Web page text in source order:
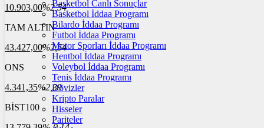
10.903,00%2,54
TAM ALTIN
43.427,00%2,54
ONS
4.341,35%2,39
BİST100
Basketbol Canlı Sonuçlar
Basketbol İddaa Programı
Bilardo İddaa Programı
Futbol İddaa Programı
Motor Sporları İddaa Programı
Hentbol İddaa Programı
Voleybol İddaa Programı
Tenis İddaa Programı
Dövizler
Kripto Paralar
Hisseler
Pariteler